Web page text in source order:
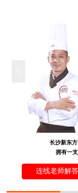
长沙新东
拥有一
连线老师解